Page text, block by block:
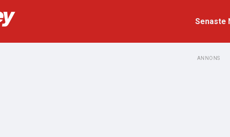
Senaste
ANNONS